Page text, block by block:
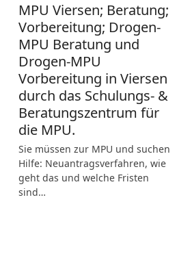
MPU Viersen; Beratung;
Vorbereitung; Drogen-
MPU Beratung und
Drogen-MPU
Vorbereitung in Viersen
durch das Schulungs- &
Beratungszentrum für
die MPU.
Sie müssen zur MPU und suchen
Hilfe: Neuantragsverfahren, wie
geht das und welche Fristen
sind…